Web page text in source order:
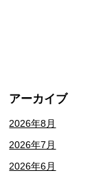
アーカイブ
2026年8月
2026年7月
2026年6月